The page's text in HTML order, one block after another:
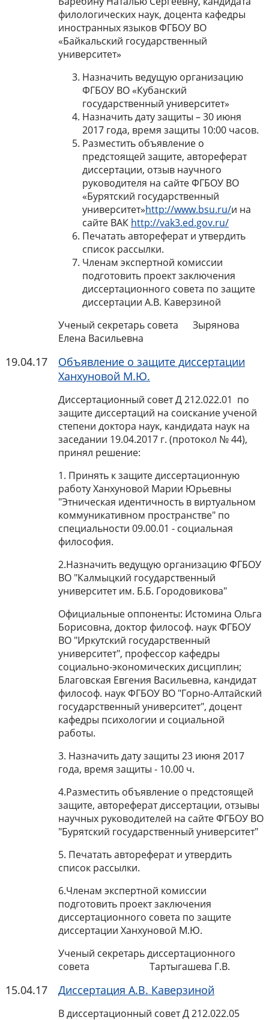
филологических наук, доцента кафедры
иностранных языков ФГБОУ ВО
«Байкальский государственный
университет»
Назначить ведущую организацию
ФГБОУ ВО «Кубанский
государственный университет»
Назначить дату защиты – 30 июня
2017 года, время защиты 10:00 часов.
Разместить объявление о
предстоящей защите, автореферат
диссертации, отзыв научного
руководителя на сайте ФГБОУ ВО
«Бурятский государственный
университет»http://www.bsu.ru/и на
сайте ВАК http://vak3.ed.gov.ru/
Печатать автореферат и утвердить
список рассылки.
Членам экспертной комиссии
подготовить проект заключения
диссертационного совета по защите
диссертации А.В. Каверзиной
Ученый секретарь совета Зырянова
Елена Васильевна
19.04.17
Объявление о защите диссертации
Ханхуновой М.Ю.
Диссертационный совет Д 212.022.01 по
защите диссертаций на соискание ученой
степени доктора наук, кандидата наук на
заседании 19.04.2017 г. (протокол № 44),
принял решение:
1. Принять к защите диссертационную
работу Ханхуновой Марии Юрьевны
"Этническая идентичность в виртуальном
коммуникативном пространстве" по
специальности 09.00.01 - социальная
философия.
2.Назначить ведущую организацию ФГБОУ
ВО "Калмыцкий государственный
университет им. Б.Б. Городовикова"
Официальные оппоненты: Истомина Ольга
Борисовна, доктор философ. наук ФГБОУ
ВО "Иркутский государственный
университет", профессор кафедры
социально-экономических дисциплин;
Благовская Евгения Васильевна, кандидат
философ. наук ФГБОУ ВО "Горно-Алтайский
государственный университет", доцент
кафедры психологии и социальной
работы.
3. Назначить дату защиты 23 июня 2017
года, время защиты - 10.00 ч.
4.Разместить объявление о предстоящей
защите, автореферат диссертации, отзывы
научных руководителей на сайте ФГБОУ ВО
"Бурятский государственный университет"
5. Печатать автореферат и утвердить
список рассылки.
6.Членам экспертной комиссии
подготовить проект заключения
диссертационного совета по защите
диссертации Ханхуновой М.Ю.
Ученый секретарь диссертационного
совета Тартыгашева Г.В.
15.04.17 Диссертация А.В. Каверзиной
В диссертационный совет Д 212.022.05